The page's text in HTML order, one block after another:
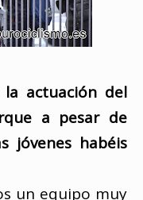
la actuación del
a pesar de
jóvenes habéis
un equipo muy